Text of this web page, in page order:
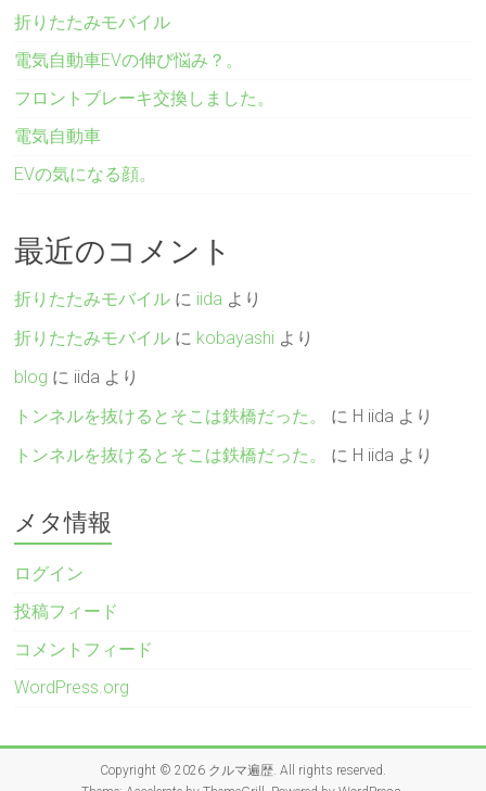
折りたたみモバイル
電気自動車EVの伸び悩み？。
フロントブレーキ交換しました。
電気自動車
EVの気になる顔。
最近のコメント
折りたたみモバイル に iida より
折りたたみモバイル に kobayashi より
blog に iida より
トンネルを抜けるとそこは鉄橋だった。
に H iida より
トンネルを抜けるとそこは鉄橋だった。
に H iida より
メタ情報
ログイン
投稿フィード
コメントフィード
WordPress.org
Copyright © 2026 クルマ遍歴. All rights reserved.